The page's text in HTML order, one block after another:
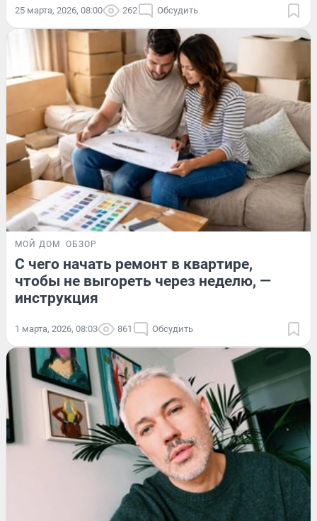
25 марта, 2026, 08:00 262 Обсудить
МОЙ ДОМ ОБЗОР
С чего начать ремонт в квартире,
чтобы не выгореть через неделю, —
инструкция
1 марта, 2026, 08:03 861 Обсудить